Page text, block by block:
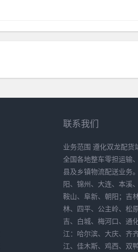
联系我们
业务范围 遵化双龙配货
全国各地整车零担运输
县及乡镇物流配送业务
阳、锦州、大连、本溪
鞍山、阜新、朝阳；吉
林、四平、公主岭、松
吉、白城、梅河口、通
江：哈尔滨、大庆、齐
江、佳木斯、鸡西、双